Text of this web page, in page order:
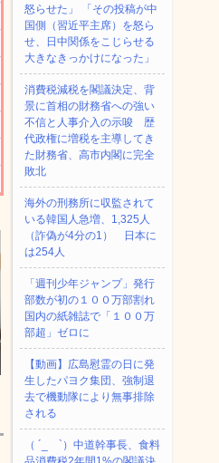
怒らせた」 「その投稿が中
国側（習近平主席）を怒ら
せ、日中関係をこじらせる
大きなきっかけになった」
消費税減税を閣議決定、背
景に首相の財務省への強い
不信と人事介入の示唆 歴
代政権に増税を主導してき
た財務省、高市内閣に完全
敗北
海外の刑務所に収監されて
いる韓国人急増、1,325人
（詐偽が4分の1） 日本に
は254人
「週刊少年ジャンプ」発行
部数が初の１００万部割れ
国内の紙雑誌で「１００万
部超」ゼロに
【動画】広島慰霊の日に発
生したパヨク集団、強制退
去で機動隊により無事排除
される
（ ´_ゝ`）中道幹事長、食料